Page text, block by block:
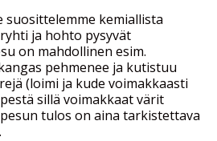
suosittelemme kemiallista
ja hohto pysyvät
on mahdollinen esim.
pehmenee ja kutistuu
(loimi ja kude voimakkaasti
sillä voimakkaat värit
tulos on aina tarkistettava